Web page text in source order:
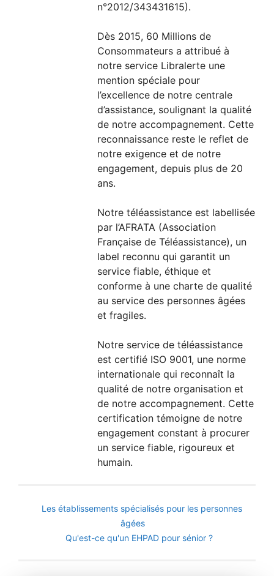
n°2012/343431615).
Dès 2015, 60 Millions de
Consommateurs a attribué à
notre service Libralerte une
mention spéciale pour
l’excellence de notre centrale
d’assistance, soulignant la qualité
de notre accompagnement. Cette
reconnaissance reste le reflet de
notre exigence et de notre
engagement, depuis plus de 20
ans.
Notre téléassistance est labellisée
par l’AFRATA (Association
Française de Téléassistance), un
label reconnu qui garantit un
service fiable, éthique et
conforme à une charte de qualité
au service des personnes âgées
et fragiles.
Notre service de téléassistance
est certifié ISO 9001, une norme
internationale qui reconnaît la
qualité de notre organisation et
de notre accompagnement. Cette
certification témoigne de notre
engagement constant à procurer
un service fiable, rigoureux et
humain.
Les établissements spécialisés pour les personnes
âgées
Qu'est-ce qu'un EHPAD pour sénior ?